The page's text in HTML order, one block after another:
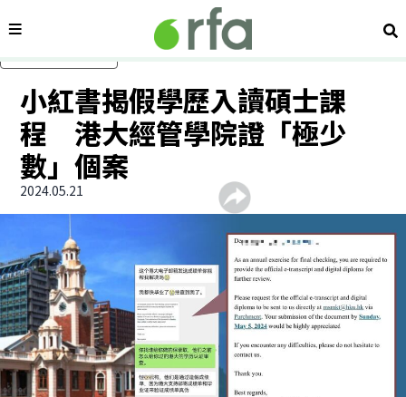
內容分類 搜
小紅書揭假學歷入讀碩士課
程 港大經管學院證「極少
數」個案
2024.05.21